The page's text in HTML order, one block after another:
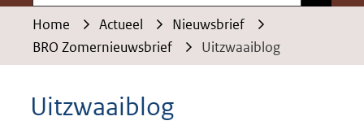
Home Actueel
Nieuwsbrief
BRO Zomernieuwsbrief
Uitzwaaiblog
Uitzwaaiblog